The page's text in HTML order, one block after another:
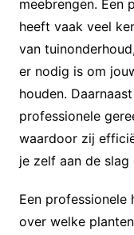
meebrengen. Een
heeft vaak veel
van
er nodig is om
houden.
professionele
waardoor zij
je zelf aan de
Een professionele
over welke